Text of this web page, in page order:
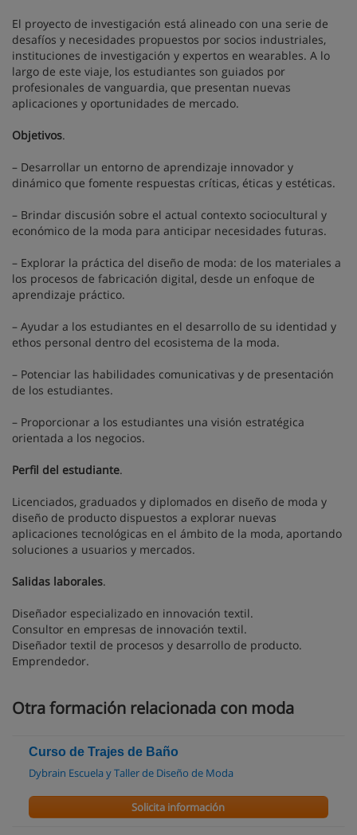
El proyecto de investigación está alineado con una serie de
desafíos y necesidades propuestos por socios industriales,
instituciones de investigación y expertos en wearables. A lo
largo de este viaje, los estudiantes son guiados por
profesionales de vanguardia, que presentan nuevas
aplicaciones y oportunidades de mercado.
Objetivos.
– Desarrollar un entorno de aprendizaje innovador y
dinámico que fomente respuestas críticas, éticas y estéticas.
– Brindar discusión sobre el actual contexto sociocultural y
económico de la moda para anticipar necesidades futuras.
– Explorar la práctica del diseño de moda: de los materiales a
los procesos de fabricación digital, desde un enfoque de
aprendizaje práctico.
– Ayudar a los estudiantes en el desarrollo de su identidad y
ethos personal dentro del ecosistema de la moda.
– Potenciar las habilidades comunicativas y de presentación
de los estudiantes.
– Proporcionar a los estudiantes una visión estratégica
orientada a los negocios.
Perfil del estudiante.
Licenciados, graduados y diplomados en diseño de moda y
diseño de producto dispuestos a explorar nuevas
aplicaciones tecnológicas en el ámbito de la moda, aportando
soluciones a usuarios y mercados.
Salidas laborales.
Diseñador especializado en innovación textil.
Consultor en empresas de innovación textil.
Diseñador textil de procesos y desarrollo de producto.
Emprendedor.
Otra formación relacionada con moda
Curso de Trajes de Baño
Dybrain Escuela y Taller de Diseño de Moda
Solicita información